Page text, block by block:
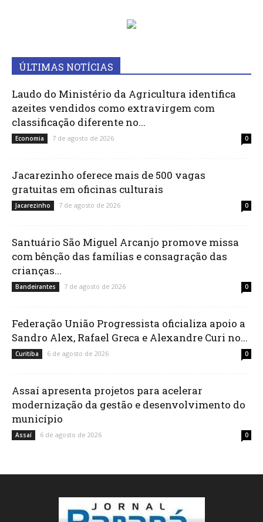
ÚLTIMAS NOTÍCIAS
Laudo do Ministério da Agricultura identifica
azeites vendidos como extravirgem com
classificação diferente no...
Economia 7 de agosto de 2026 0
Jacarezinho oferece mais de 500 vagas
gratuitas em oficinas culturais
Jacarezinho 7 de agosto de 2026 0
Santuário São Miguel Arcanjo promove missa
com bênção das famílias e consagração das
crianças...
Bandeirantes 7 de agosto de 2026 0
Federação União Progressista oficializa apoio a
Sandro Alex, Rafael Greca e Alexandre Curi no...
Curitiba 6 de agosto de 2026 0
Assaí apresenta projetos para acelerar
modernização da gestão e desenvolvimento do
município
Assaí 6 de agosto de 2026 0